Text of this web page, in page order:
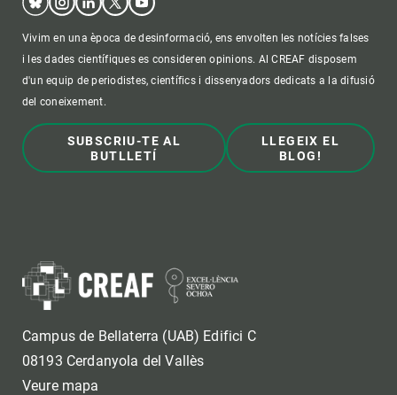
Vivim en una època de desinformació, ens envolten les notícies falses
i les dades científiques es consideren opinions. Al CREAF disposem
d'un equip de periodistes, científics i dissenyadors dedicats a la difusió
del coneixement.
SUBSCRIU-TE AL
BUTLLETÍ
LLEGEIX EL
BLOG!
Campus de Bellaterra (UAB) Edifici C
08193 Cerdanyola del Vallès
Veure mapa